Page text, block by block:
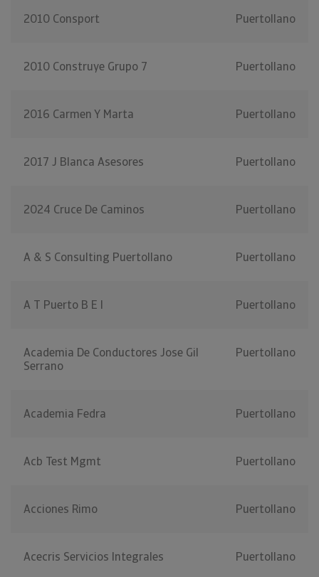
2010 Consport Puertollano
2010 Construye Grupo 7 Puertollano
2016 Carmen Y Marta Puertollano
2017 J Blanca Asesores Puertollano
2024 Cruce De Caminos Puertollano
A & S Consulting Puertollano Puertollano
A T Puerto B E I Puertollano
Academia De Conductores Jose Gil
Serrano
Puertollano
Academia Fedra Puertollano
Acb Test Mgmt Puertollano
Acciones Rimo Puertollano
Acecris Servicios Integrales Puertollano